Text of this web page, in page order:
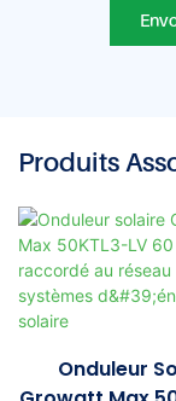
Produits
Onduleur